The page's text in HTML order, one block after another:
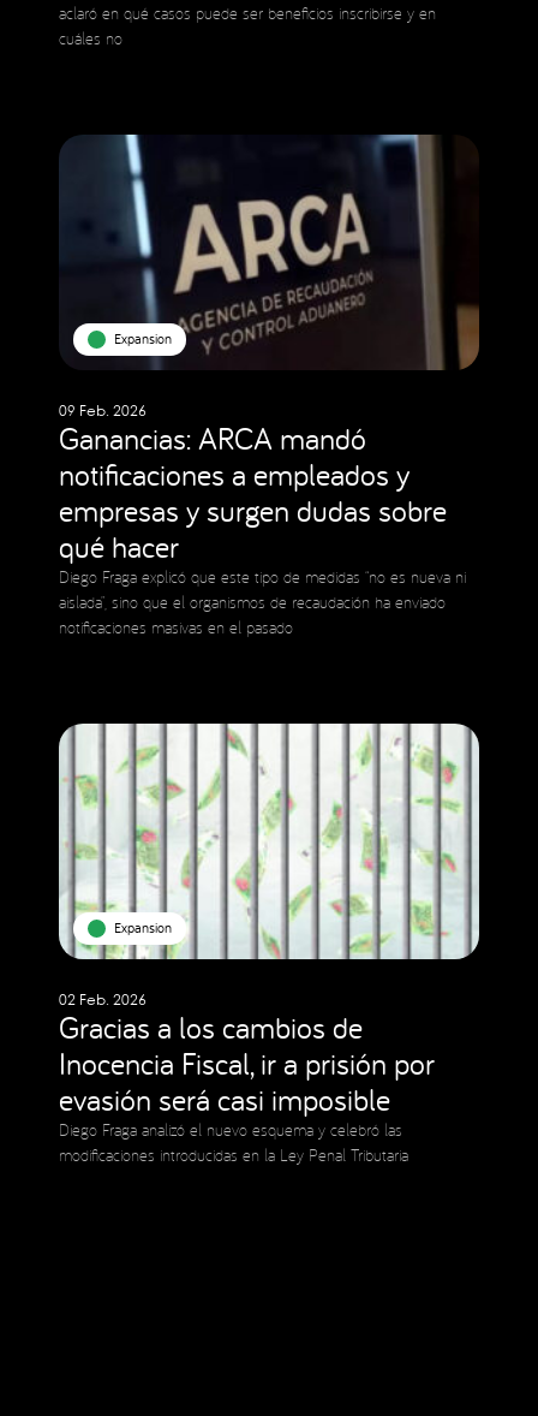
aclaró en qué casos puede ser beneficios inscribirse y en
cuáles no
Expansion
09 Feb. 2026
Ganancias: ARCA mandó
notificaciones a empleados y
empresas y surgen dudas sobre
qué hacer
Diego Fraga explicó que este tipo de medidas “no es nueva ni
aislada”, sino que el organismos de recaudación ha enviado
notificaciones masivas en el pasado
Expansion
02 Feb. 2026
Gracias a los cambios de
Inocencia Fiscal, ir a prisión por
evasión será casi imposible
Diego Fraga analizó el nuevo esquema y celebró las
modificaciones introducidas en la Ley Penal Tributaria